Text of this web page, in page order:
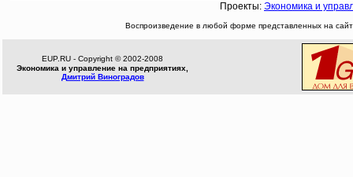
Проекты: Экономика и
Воспроизведение в любой форме представленных на
EUP.RU - Copyright © 2002-2008
Экономика и управление на предприятиях,
Дмитрий Виноградов